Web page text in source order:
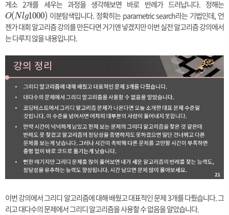
게소 2개를 세우는 과정을 생각해보면 바로 반례가 드러납니다. 정해는
O(Nlg1000) 이분탐색입니다. 정확히는 parametric search라는 기법인데, 언
젠가 대회 알고리즘 강의를 만든다면 거기엔 넣겠지만 이번 실전 알고리즘 강의에서
는 다루지 않을 내용입니다.
이번 강의에서 그리디 알고리즘에 대해 배웠고 대표적인 문제 3개를 다뤘습니다. 그
리고 대다수의 문제에서 그리디 알고리즘을 사용할 수 없음을 알았습니다.